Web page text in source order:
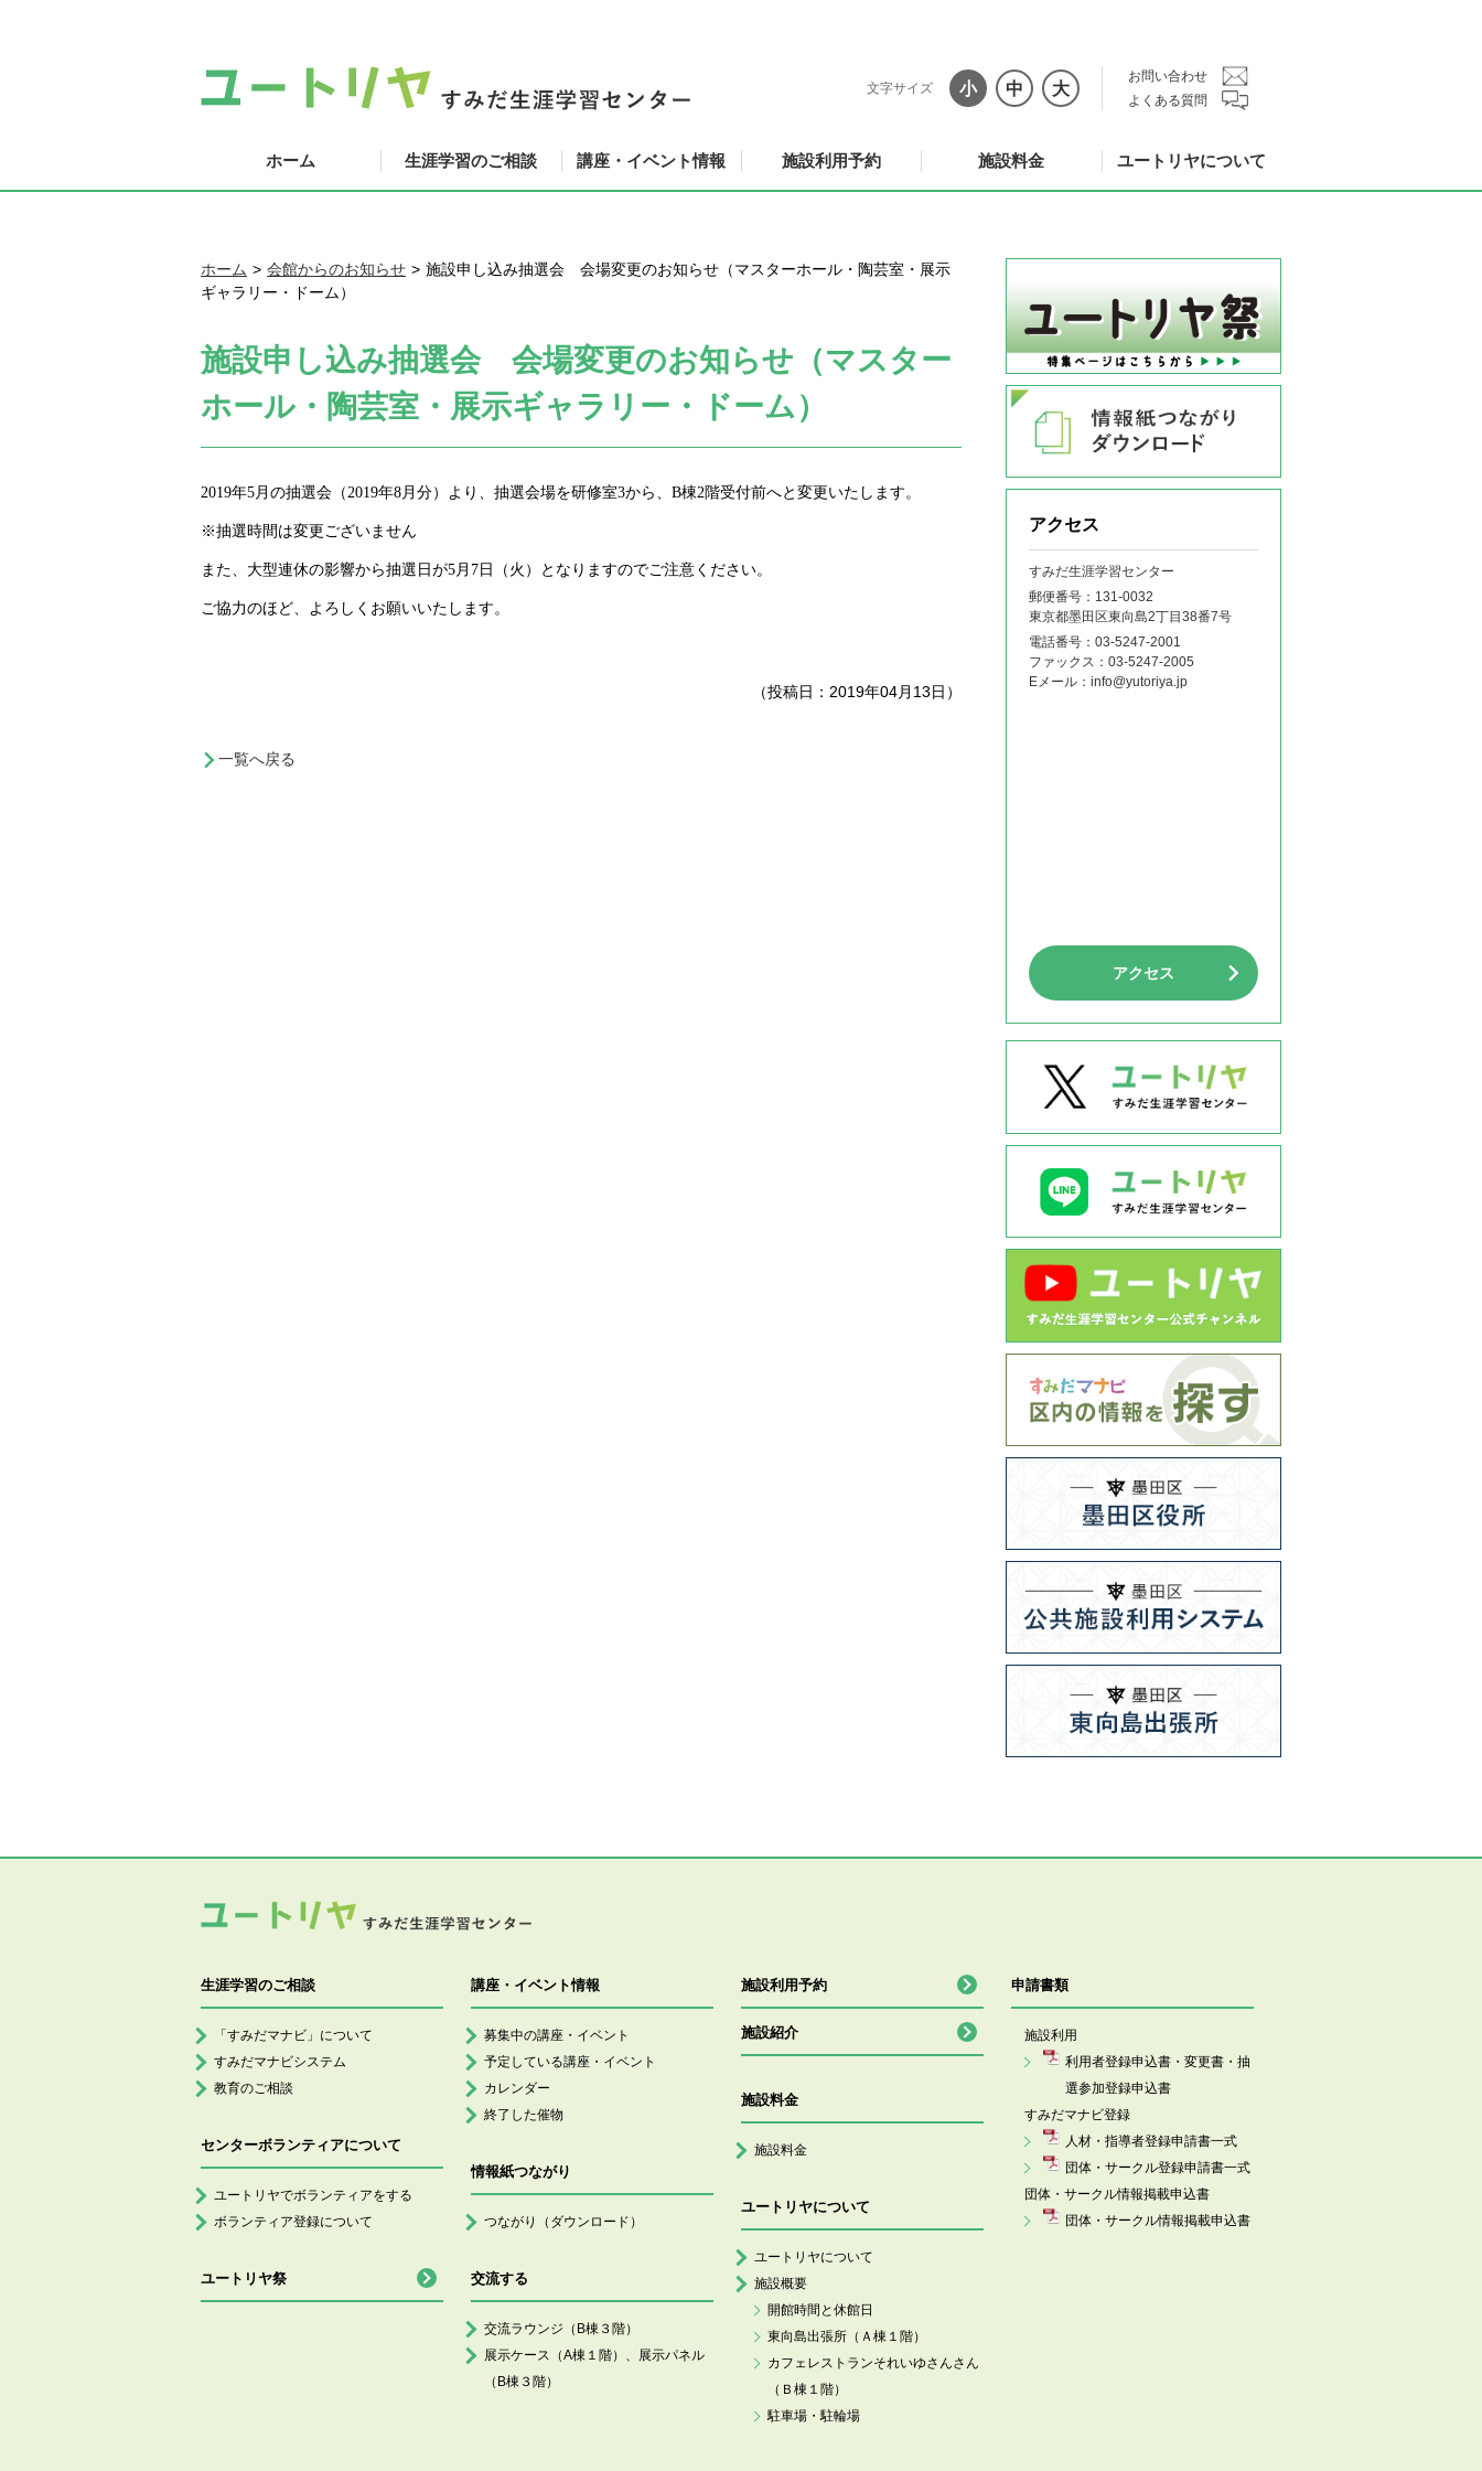
文字サイズ 小 中 大
お問い合わせ
よくある質問
ホーム 生涯学習のご相談 講座・イベント情報 施設利用予約 施設料金 ユートリヤについて
ホーム 会館からのお知らせ
施設申し込み抽選会 会場変更のお知らせ（マスターホール・陶芸室・展示
ギャラリー・ドーム）
施設申し込み抽選会 会場変更のお知らせ（マスター
ホール・陶芸室・展示ギャラリー・ドーム）
2019年5月の抽選会（2019年8月分）より、抽選会場を研修室3から、 B棟2階受付前へと変更いたします。
※抽選時間は変更ございません
また、大型連休の影響から抽選日が5月 7 日（火）となりますのでご注意ください。
ご協力のほど、よろしくお願いいたします。
（投稿日：2019年04月13日）
一覧へ戻る
アクセス
すみだ生涯学習センター
郵便番号：131‐0032
東京都墨田区東向島2丁目38番7号
電話番号： 03-5247-2001
ファックス： 03-5247-2005
Eメール： info@yutoriya.jp
アクセス
生涯学習のご相談
「すみだマナビ」について
すみだマナビシステム
教育のご相談
センターボランティアについて
ユートリヤでボランティアをする
ボランティア登録について
ユートリヤ祭
講座・イベント情報
募集中の講座・イベント
予定している講座・イベント
カレンダー
終了した催物
情報紙つながり
つながり（ダウンロード）
交流する
交流ラウンジ（B棟３階）
展示ケース（A棟１階）、展示パネル
（B棟３階）
施設利用予約
施設紹介
施設料金
施設料金
ユートリヤについて
ユートリヤについて
施設概要
開館時間と休館日
東向島出張所（Ａ棟１階）
カフェレストランそれいゆさんさん
（Ｂ棟１階）
駐車場・駐輪場
申請書類
施設利用
利用者登録申込書・変更書・抽
選参加登録申込書
すみだマナビ登録
人材・指導者登録申請書一式
団体・サークル登録申請書一式
団体・サークル情報掲載申込書
団体・サークル情報掲載申込書